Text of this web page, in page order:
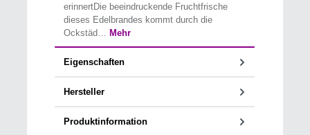
erinnertDie beeindruckende Fruchtfrische
dieses Edelbrandes kommt durch die
Ockstäd…
Mehr
Eigenschaften
Hersteller
Produktinformation